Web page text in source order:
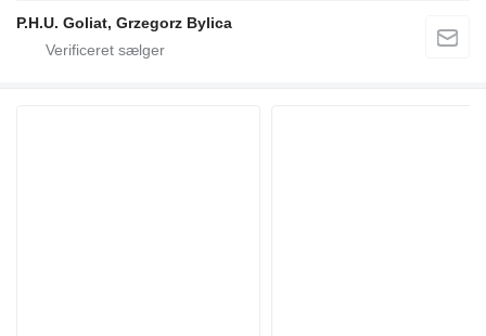
P.H.U. Goliat, Grzegorz Bylica